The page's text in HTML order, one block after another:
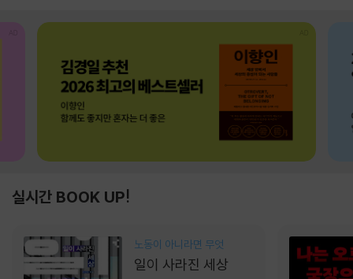
실시간 BOOK UP!
노동이 아니라면 무엇
일이 사라진 세상